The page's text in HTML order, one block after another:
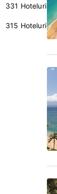
331 Hoteluri
315 Hoteluri